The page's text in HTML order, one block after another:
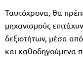
Ταυτόχρονα, θα
μηχανισμούς
δεξιοτήτων, μέσα
και καθοδηγούμενα